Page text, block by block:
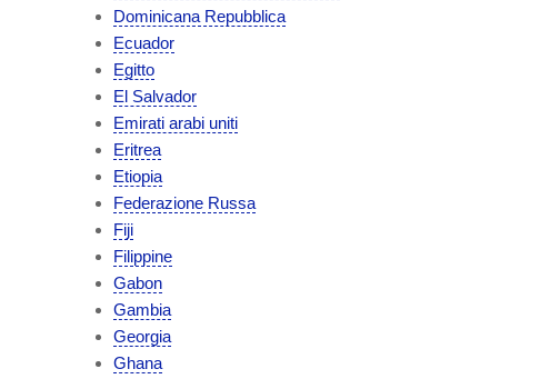
Dominicana Repubblica
Ecuador
Egitto
El Salvador
Emirati arabi uniti
Eritrea
Etiopia
Federazione Russa
Fiji
Filippine
Gabon
Gambia
Georgia
Ghana